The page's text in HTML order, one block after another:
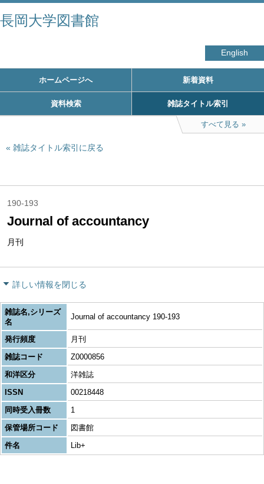
長岡大学図書館
English
ホームページへ 新着資料
資料検索 雑誌タイトル索引
すべて見る
雑誌タイトル索引に戻る
190-193
Journal of accountancy
月刊
詳しい情報を閉じる
雑誌名,シリーズ
名
Journal of accountancy 190-193
発行頻度
月刊
雑誌コード
Z0000856
和洋区分
洋雑誌
ISSN
00218448
同時受入冊数
1
保管場所コード
図書館
件名
Lib+